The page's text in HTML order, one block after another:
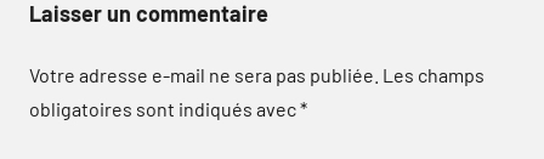
Laisser un commentaire
Votre adresse e-mail ne sera pas publiée. Les champs
obligatoires sont indiqués avec*